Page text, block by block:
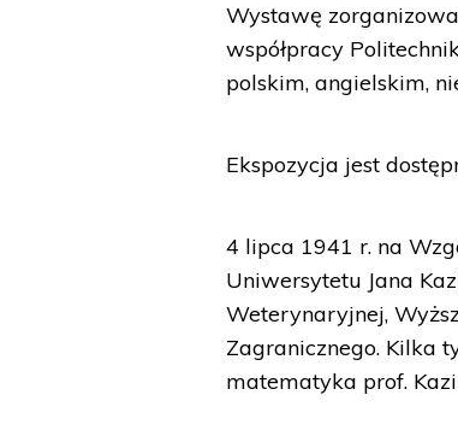
Wystawę
współpracy
polskim, angielskim,
Ekspozycja jest
4 lipca 1941 r. na
Uniwersytetu Jana
Weterynaryjnej,
Zagranicznego. Kilka
matematyka prof.